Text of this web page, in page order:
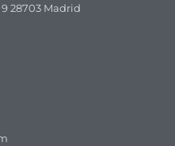
28703 Madrid